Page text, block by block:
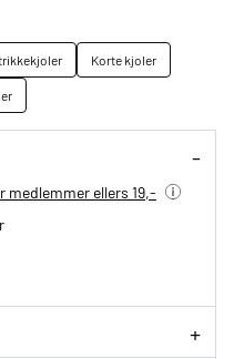
Korte kjoler
medlemmer ellers 19,-